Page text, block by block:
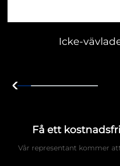
Icke-
Få ett
Vår representant kommer